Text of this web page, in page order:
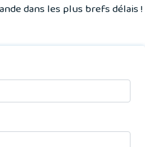
dans les plus brefs délais !